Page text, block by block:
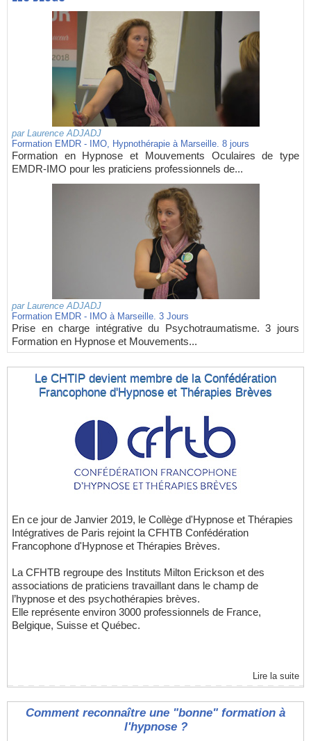
par Laurence ADJADJ
Formation EMDR - IMO, Hypnothérapie à Marseille. 8 jours
Formation en Hypnose et Mouvements Oculaires de type
EMDR-IMO pour les praticiens professionnels de...
par Laurence ADJADJ
Formation EMDR - IMO à Marseille. 3 Jours
Prise en charge intégrative du Psychotraumatisme. 3 jours
Formation en Hypnose et Mouvements...
Le CHTIP devient membre de la Confédération
Francophone d'Hypnose et Thérapies Brèves
En ce jour de Janvier 2019, le Collège d'Hypnose et Thérapies
Intégratives de Paris rejoint la CFHTB Confédération
Francophone d'Hypnose et Thérapies Brèves.
La CFHTB regroupe des Instituts Milton Erickson et des
associations de praticiens travaillant dans le champ de
l’hypnose et des psychothérapies brèves.
Elle représente environ 3000 professionnels de France,
Belgique, Suisse et Québec.
Lire la suite
Comment reconnaître une "bonne" formation à
l'hypnose ?